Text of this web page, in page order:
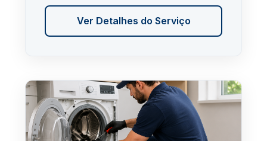
Ver Detalhes do Serviço